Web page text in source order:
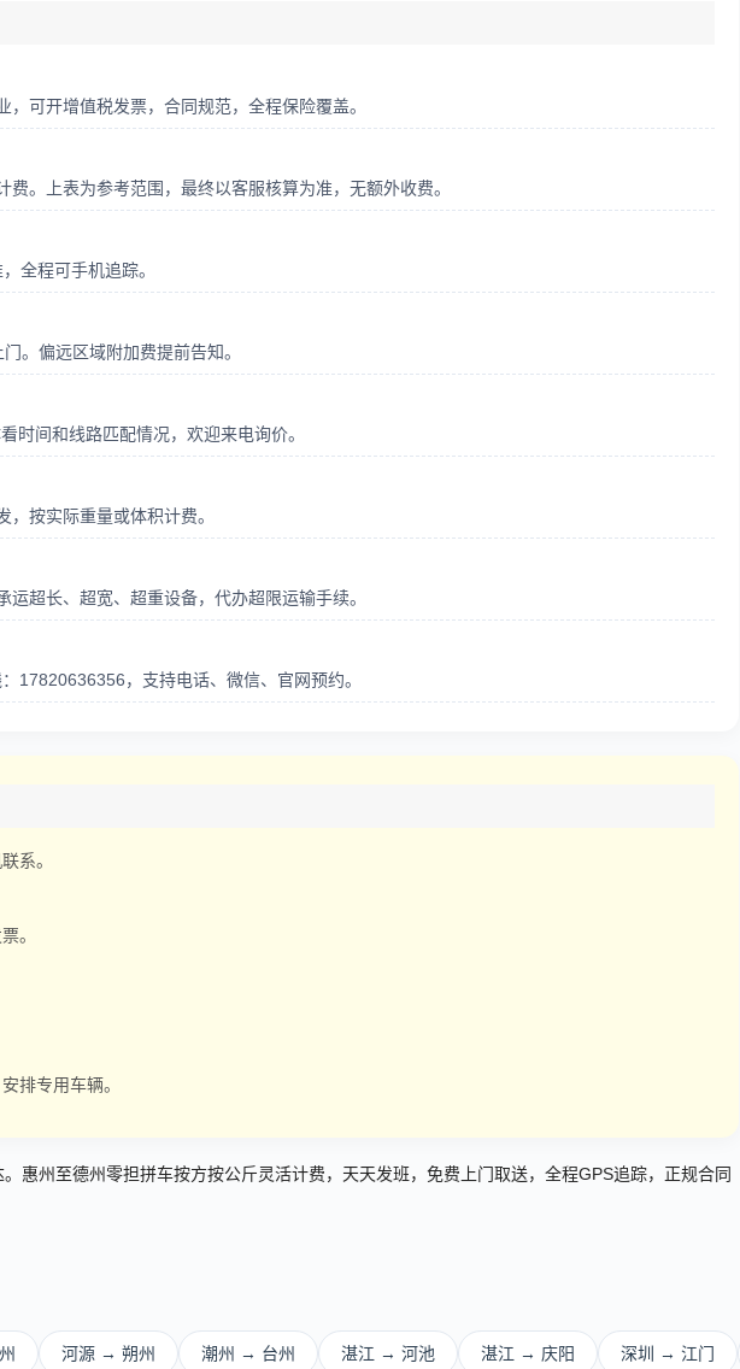
可开增值税发票，合同规范，全程保险覆盖。
。上表为参考范围，最终以客服核算为准，无额外收费。
全程可手机追踪。
。偏远区域附加费提前告知。
时间和线路匹配情况，欢迎来电询价。
按实际重量或体积计费。
超长、超宽、超重设备，代办超限运输手续。
17820636356，支持电话、微信、官网预约。
系。
。
排专用车辆。
惠州至德州零担拼车按方按公斤灵活计费，天天发班，免费上门取送，全程GPS追踪，正规合同
河源 → 朔州 潮州 → 台州 湛江 → 河池 湛江 → 庆阳 深圳 → 江门